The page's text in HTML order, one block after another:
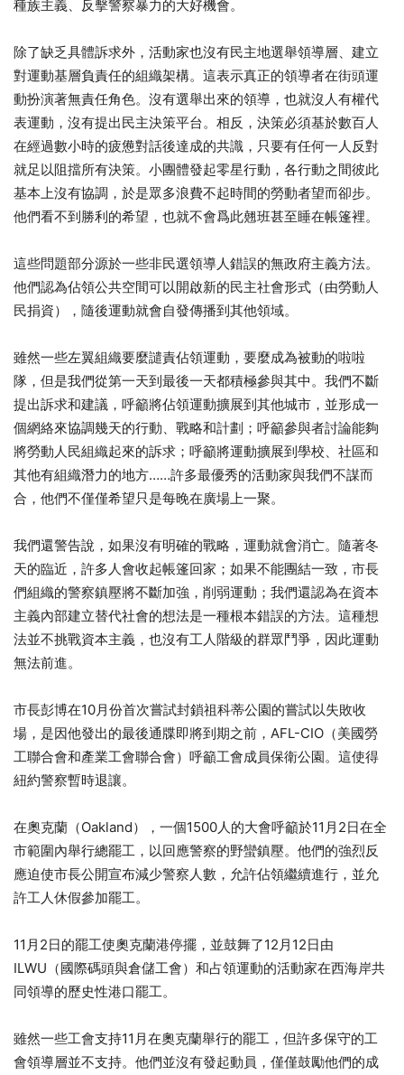
種族主義、反擊警察暴力的大好機會。
除了缺乏具體訴求外，活動家也沒有民主地選舉領導層、建立
對運動基層負責任的組織架構。這表示真正的領導者在街頭運
動扮演著無責任角色。沒有選舉出來的領導，也就沒人有權代
表運動，沒有提出民主決策平台。相反，決策必須基於數百人
在經過數小時的疲憊對話後達成的共識，只要有任何一人反對
就足以阻擋所有決策。小團體發起零星行動，各行動之間彼此
基本上沒有協調，於是眾多浪費不起時間的勞動者望而卻步。
他們看不到勝利的希望，也就不會爲此翹班甚至睡在帳篷裡。
這些問題部分源於一些非民選領導人錯誤的無政府主義方法。
他們認為佔領公共空間可以開啟新的民主社會形式（由勞動人
民捐資），隨後運動就會自發傳播到其他領域。
雖然一些左翼組織要麼譴責佔領運動，要麼成為被動的啦啦
隊，但是我們從第一天到最後一天都積極參與其中。我們不斷
提出訴求和建議，呼籲將佔領運動擴展到其他城市，並形成一
個網絡來協調幾天的行動、戰略和計劃；呼籲參與者討論能夠
將勞動人民組織起來的訴求；呼籲將運動擴展到學校、社區和
其他有組織潛力的地方……許多最優秀的活動家與我們不謀而
合，他們不僅僅希望只是每晚在廣場上一聚。
我們還警告說，如果沒有明確的戰略，運動就會消亡。隨著冬
天的臨近，許多人會收起帳篷回家；如果不能團結一致，市長
們組織的警察鎮壓將不斷加強，削弱運動；我們還認為在資本
主義內部建立替代社會的想法是一種根本錯誤的方法。這種想
法並不挑戰資本主義，也沒有工人階級的群眾鬥爭，因此運動
無法前進。
市長彭博​​​​​​​​​​​​​​在10月份首次嘗試封鎖祖科蒂公園的嘗試以失敗收
場，是因他發出的最後通牒即將到期之前，AFL-CIO（美國勞
工聯合會和產業工會聯合會）呼籲工會成員保衛公園。這使得
紐約警察暫時退讓。
在奧克蘭（Oakland​​​​​​​），一個1500人的大會呼籲於11月2日在全
市範圍內舉行總罷工，以回應警察的野蠻鎮壓。他們的強烈反
應迫使市長公開宣布減少警察人數，允許佔領繼續進行，並允
許工人休假參加罷工。
11月2日的罷工使奧克蘭港停擺，並鼓舞了12月12日由
ILWU（國際碼頭與倉儲工會）和占領運動的活動家在西海岸共
同領導的歷史性港口罷工。
雖然一些工會支持11月在奧克蘭舉行的罷工，但許多保守的工
會領導層並不支持。他們並沒有發起動員，僅僅鼓勵他們的成